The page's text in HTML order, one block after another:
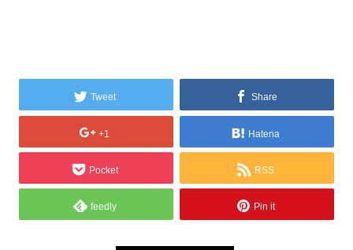
Tweet Share
+1 Hatena
Pocket RSS
feedly Pin it